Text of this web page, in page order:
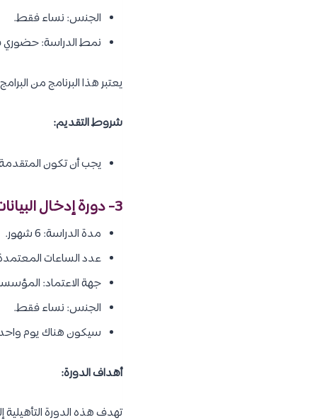
الجنس: نساء فقط.
نمط الدراسة: حضوري
يعتبر هذا البرنامج من
شروط التقديم:
يجب أن تكون المتقدمة
3- دورة إدخال البيانات ومعالجة النصوص:
مدة الدراسة: 6 شهور.
عدد الساعات المعتمدة: 240
جهة الاعتماد:
الجنس: نساء فقط.
سيكون هناك يوم واحد فقط بعد الـ 6 شهور لحضور الاختبار النهائي في أحد
أهداف الدورة:
تهدف هذه الدورة التأهيلية